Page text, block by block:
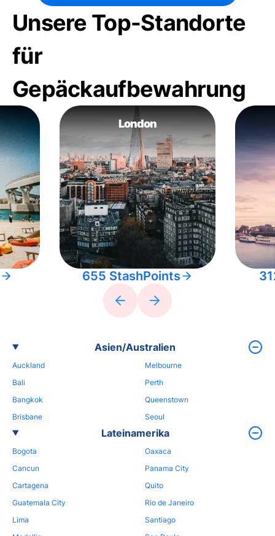
Unsere Top-Standorte
für
Gepäckaufbewahrung
London
655 StashPoints
Asien/Australien
Auckland
Bali
Bangkok
Brisbane
Melbourne
Perth
Queenstown
Seoul
Lateinamerika
Bogota
Cancun
Cartagena
Guatemala City
Lima
Oaxaca
Panama City
Quito
Rio de Janeiro
Santiago